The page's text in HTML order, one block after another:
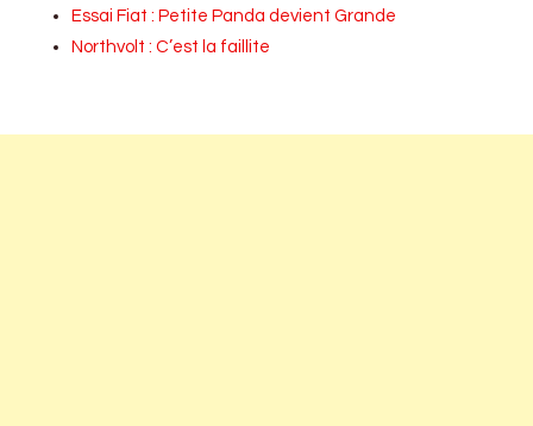
Essai Fiat : Petite Panda devient Grande
Northvolt : C’est la faillite